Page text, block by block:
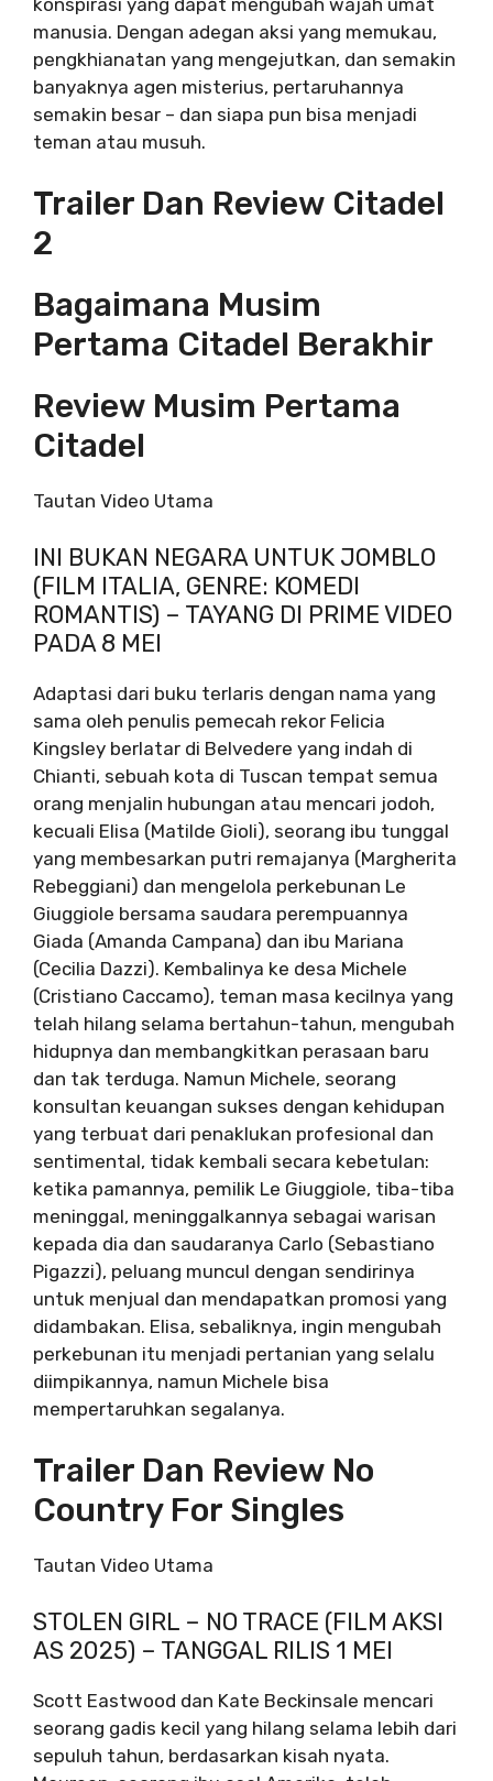
manusia. Dengan adegan aksi yang memukau,
pengkhianatan yang mengejutkan, dan semakin
banyaknya agen misterius, pertaruhannya
semakin besar – dan siapa pun bisa menjadi
teman atau musuh.
Trailer Dan Review Citadel
2
Bagaimana Musim
Pertama Citadel Berakhir
Review Musim Pertama
Citadel
Tautan Video Utama
INI BUKAN NEGARA UNTUK JOMBLO
(FILM ITALIA, GENRE: KOMEDI
ROMANTIS) – TAYANG DI PRIME VIDEO
PADA 8 MEI
Adaptasi dari buku terlaris dengan nama yang
sama oleh penulis pemecah rekor Felicia
Kingsley berlatar di Belvedere yang indah di
Chianti, sebuah kota di Tuscan tempat semua
orang menjalin hubungan atau mencari jodoh,
kecuali Elisa (Matilde Gioli), seorang ibu tunggal
yang membesarkan putri remajanya (Margherita
Rebeggiani) dan mengelola perkebunan Le
Giuggiole bersama saudara perempuannya
Giada (Amanda Campana) dan ibu Mariana
(Cecilia Dazzi). Kembalinya ke desa Michele
(Cristiano Caccamo), teman masa kecilnya yang
telah hilang selama bertahun-tahun, mengubah
hidupnya dan membangkitkan perasaan baru
dan tak terduga. Namun Michele, seorang
konsultan keuangan sukses dengan kehidupan
yang terbuat dari penaklukan profesional dan
sentimental, tidak kembali secara kebetulan:
ketika pamannya, pemilik Le Giuggiole, tiba-tiba
meninggal, meninggalkannya sebagai warisan
kepada dia dan saudaranya Carlo (Sebastiano
Pigazzi), peluang muncul dengan sendirinya
untuk menjual dan mendapatkan promosi yang
didambakan. Elisa, sebaliknya, ingin mengubah
perkebunan itu menjadi pertanian yang selalu
diimpikannya, namun Michele bisa
mempertaruhkan segalanya.
Trailer Dan Review No
Country For Singles
Tautan Video Utama
STOLEN GIRL – NO TRACE (FILM AKSI
AS 2025) – TANGGAL RILIS 1 MEI
Scott Eastwood dan Kate Beckinsale mencari
seorang gadis kecil yang hilang selama lebih dari
sepuluh tahun, berdasarkan kisah nyata.